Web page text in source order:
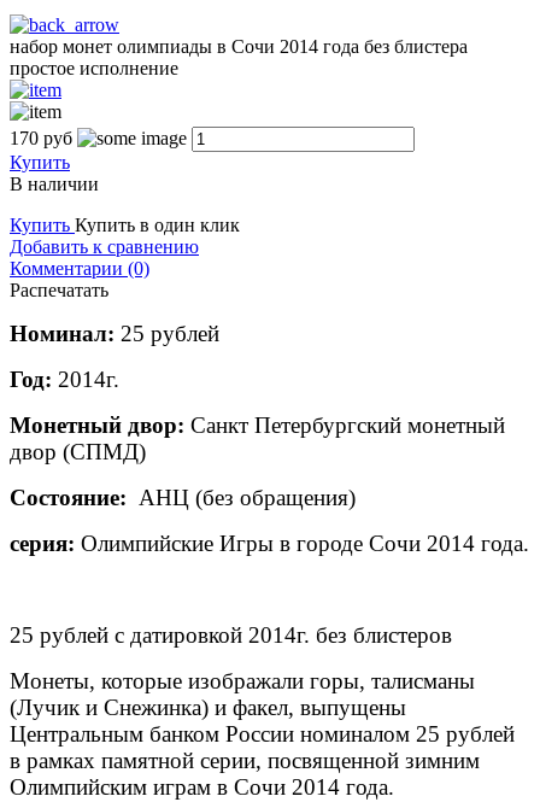
набор монет олимпиады в Сочи 2014 года без блистера
простое исполнение
170 руб
Купить
В наличии
Купить Купить в один клик
Добавить к сравнению
Комментарии (0)
Распечатать
Номинал: 25 рублей
Год: 2014г.
Монетный двор: Санкт Петербургский монетный
двор (СПМД)
Состояние: АНЦ (без обращения)
серия: Олимпийские Игры в городе Сочи 2014 года.
25 рублей с датировкой 2014г. без блистеров
Монеты, которые изображали горы, талисманы
(Лучик и Снежинка) и факел, выпущены
Центральным банком России номиналом 25 рублей
в рамках памятной серии, посвященной зимним
Олимпийским играм в Сочи 2014 года.